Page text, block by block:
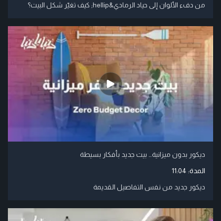
من دفء الألوان إلى حياد الرمادي&hellip; كيف تغيّر شكل البيت؟
ديكور بدون ميزانية… بيت جديد بأفكار بسيطة
المدة: 11:04
ديكور جديد من نفس التفاصيل القديمة